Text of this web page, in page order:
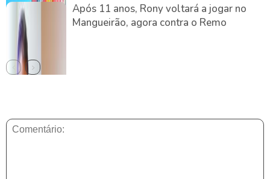
Após 11 anos, Rony voltará a jogar no
Mangueirão, agora contra o Remo